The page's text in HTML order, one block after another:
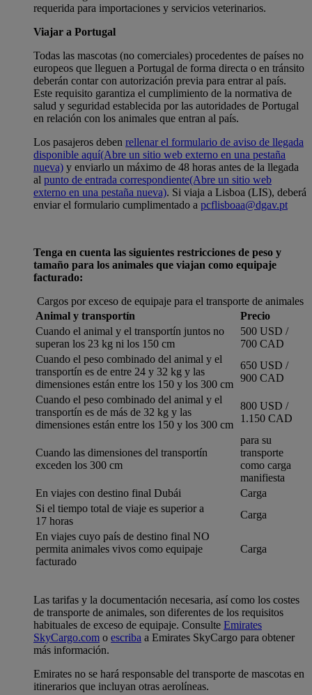
requerida para importaciones y servicios veterinarios.
Viajar a Portugal
Todas las mascotas (no comerciales) procedentes de países no
europeos que lleguen a Portugal de forma directa o en tránsito
deberán contar con autorización previa para entrar al país.
Este requisito garantiza el cumplimiento de la normativa de
salud y seguridad establecida por las autoridades de Portugal
en relación con los animales que entran al país.
Los pasajeros deben rellenar el formulario de aviso de llegada
disponible aquí(Abre un sitio web externo en una pestaña
nueva) y enviarlo un máximo de 48 horas antes de la llegada
al punto de entrada correspondiente(Abre un sitio web
externo en una pestaña nueva). Si viaja a Lisboa (LIS), deberá
enviar el formulario cumplimentado a pcflisboaa@dgav.pt
Tenga en cuenta las siguientes restricciones de peso y
tamaño para los animales que viajan como equipaje
facturado:
Cargos por exceso de equipaje para el transporte de animales
Animal y transportín
Precio
Cuando el animal y el transportín juntos no
superan los 23 kg ni los 150 cm
500 USD /
700 CAD
Cuando el peso combinado del animal y el
transportín es de entre 24 y 32 kg y las
dimensiones están entre los 150 y los 300 cm
650 USD /
900 CAD
Cuando el peso combinado del animal y el
transportín es de más de 32 kg y las
dimensiones están entre los 150 y los 300 cm
800 USD /
1.150 CAD
Cuando las dimensiones del transportín
exceden los 300 cm
para su
transporte
como carga
manifiesta
En viajes con destino final Dubái
Carga
Si el tiempo total de viaje es superior a
17 horas
Carga
En viajes cuyo país de destino final NO
permita animales vivos como equipaje
facturado
Carga
Las tarifas y la documentación necesaria, así como los costes
de transporte de animales, son diferentes de los requisitos
habituales de exceso de equipaje. Consulte Emirates
SkyCargo.com o escriba a Emirates SkyCargo para obtener
más información.
Emirates no se hará responsable del transporte de mascotas en
itinerarios que incluyan otras aerolíneas.